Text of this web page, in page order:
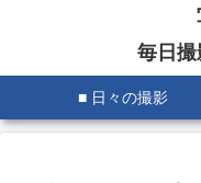
毎日
■ 日々の撮影